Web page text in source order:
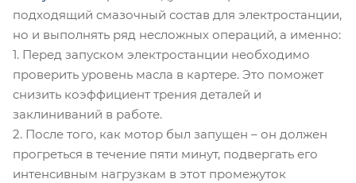
подходящий смазочный состав для электростанции,
но и выполнять ряд несложных операций, а именно:
1. Перед запуском электростанции необходимо
проверить уровень масла в картере. Это поможет
снизить коэффициент трения деталей и
заклиниваний в работе.
2. После того, как мотор был запущен – он должен
прогреться в течение пяти минут, подвергать его
интенсивным нагрузкам в этот промежуток